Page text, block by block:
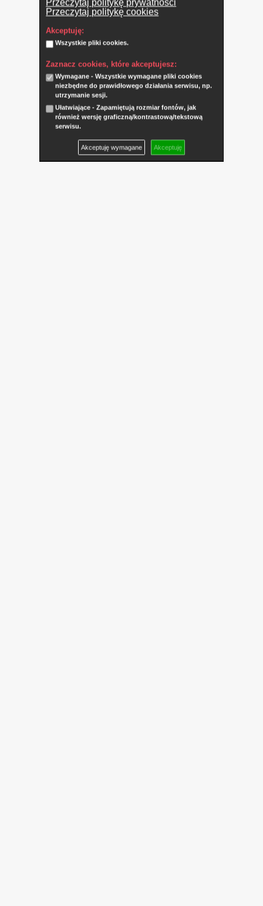
Przeczytaj politykę prywatności
Przeczytaj politykę cookies
Akceptuję:
Wszystkie pliki cookies.
Zaznacz cookies, które akceptujesz:
Wymagane - Wszystkie wymagane pliki cookies
niezbędne do prawidłowego działania serwisu, np.
utrzymanie sesji.
Ułatwiające - Zapamiętują rozmiar fontów, jak
również wersję graficzną/kontrastową/tekstową
serwisu.
Akceptuję wymagane Akceptuję